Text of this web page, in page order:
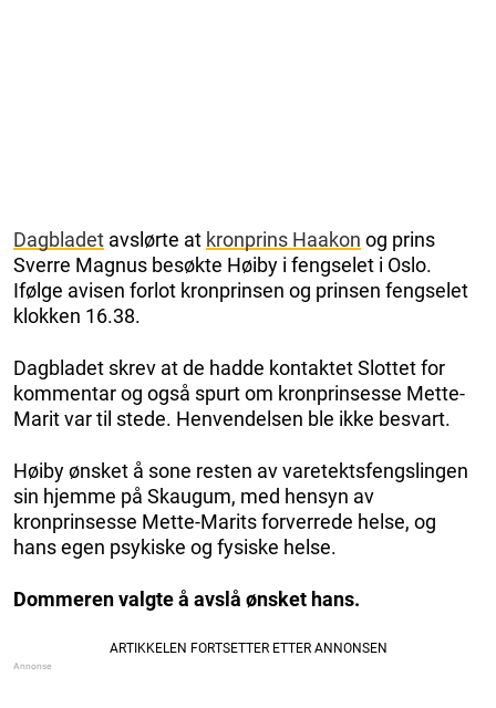
Dagbladet avslørte at kronprins Haakon og prins
Sverre Magnus besøkte Høiby i fengselet i Oslo.
Ifølge avisen forlot kronprinsen og prinsen fengselet
klokken 16.38.
Dagbladet skrev at de hadde kontaktet Slottet for
kommentar og også spurt om kronprinsesse Mette-
Marit var til stede. Henvendelsen ble ikke besvart.
Høiby ønsket å sone resten av varetektsfengslingen
sin hjemme på Skaugum, med hensyn av
kronprinsesse Mette-Marits forverrede helse, og
hans egen psykiske og fysiske helse.
Dommeren valgte å avslå ønsket hans.